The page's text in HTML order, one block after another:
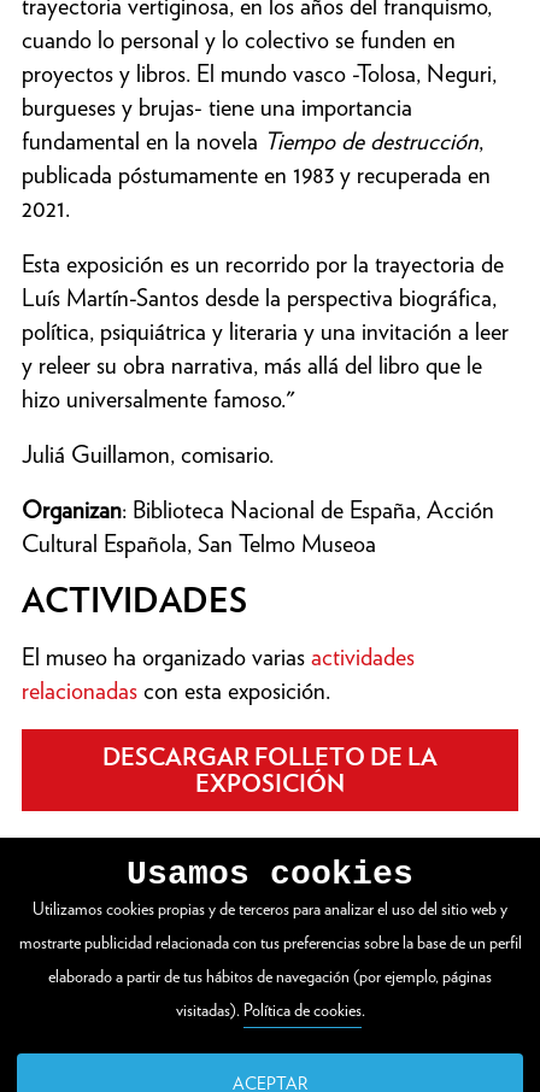
trayectoria vertiginosa, en los años del franquismo,
cuando lo personal y lo colectivo se funden en
proyectos y libros. El mundo vasco -Tolosa, Neguri,
burgueses y brujas- tiene una importancia
fundamental en la novela Tiempo de destrucción,
publicada póstumamente en 1983 y recuperada en
2021.
Esta exposición es un recorrido por la trayectoria de
Luís Martín-Santos desde la perspectiva biográfica,
política, psiquiátrica y literaria y una invitación a leer
y releer su obra narrativa, más allá del libro que le
hizo universalmente famoso."
Juliá Guillamon, comisario.
Organizan: Biblioteca Nacional de España, Acción
Cultural Española, San Telmo Museoa
ACTIVIDADES
El museo ha organizado varias actividades
relacionadas con esta exposición.
DESCARGAR FOLLETO DE LA
EXPOSICIÓN
VER WEB COMPLETA
20003 Donostia / San Sebastián
Usamos cookies
Utilizamos cookies propias y de terceros para analizar el uso del sitio web y
mostrarte publicidad relacionada con tus preferencias sobre la base de un perfil
elaborado a partir de tus hábitos de navegación (por ejemplo, páginas
visitadas). Política de cookies.
ACEPTAR